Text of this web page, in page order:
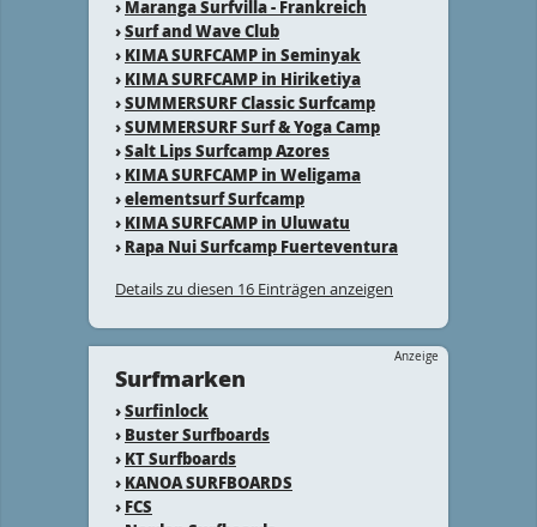
› Maranga Surfvilla - Frankreich
›Surf and Wave Club
› KIMA SURFCAMP in Seminyak
› KIMA SURFCAMP in Hiriketiya
›SUMMERSURF Classic Surfcamp
›SUMMERSURF Surf & Yoga Camp
›Salt Lips Surfcamp Azores
› KIMA SURFCAMP in Weligama
›elementsurf Surfcamp
› KIMA SURFCAMP in Uluwatu
› Rapa Nui Surfcamp Fuerteventura
Details zu diesen 16 Einträgen anzeigen
Anzeige
Surfmarken
›Surfinlock
› Buster Surfboards
› KT Surfboards
› KANOA SURFBOARDS
› FCS